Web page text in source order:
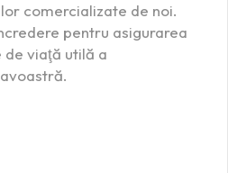
comercializate de noi.
pentru asigurarea
de viaţă utilă a